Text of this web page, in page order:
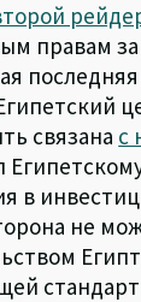
правам
связана с
в
не